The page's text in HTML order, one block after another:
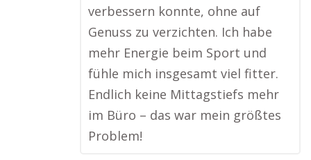
verbessern konnte, ohne auf
Genuss zu verzichten. Ich habe
mehr Energie beim Sport und
fühle mich insgesamt viel fitter.
Endlich keine Mittagstiefs mehr
im Büro – das war mein größtes
Problem!